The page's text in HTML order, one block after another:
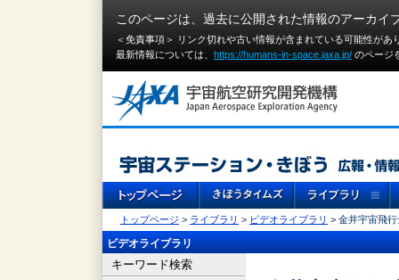
このページは、過去に公開された情報のアーカイ
＜免責事項＞ リンク切れや古い情報が含まれている可能性が
最新情報については、 https://humans-in-space.jaxa.jp/ のページ
トップページ > ライブラリ > ビデオライブラリ > 金井宇宙飛
ビデオライブラリ
キーワード検索